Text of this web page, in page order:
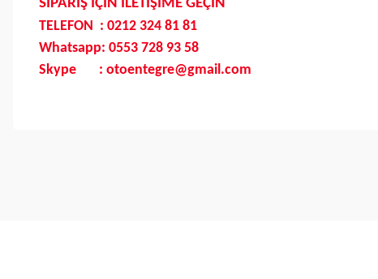
SİPARİŞ İÇİN İLETİŞİME GEÇİN
TELEFON : 0212 324 81 81
Whatsapp: 0553 728 93 58
Skype : otoentegre@gmail.com